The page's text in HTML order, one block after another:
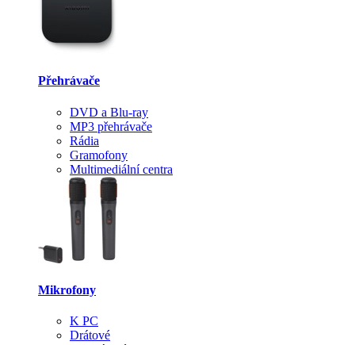
Přehrávače
DVD a Blu-ray
MP3 přehrávače
Rádia
Gramofony
Multimediální centra
Mikrofony
K PC
Drátové